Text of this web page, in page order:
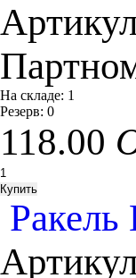
На складе: 1
Резерв: 0
118.00